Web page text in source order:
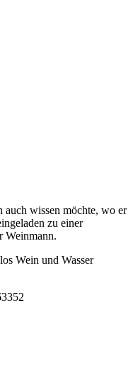
auch wissen möchte, wo er
zu einer
Weinmann.
Wein und Wasser